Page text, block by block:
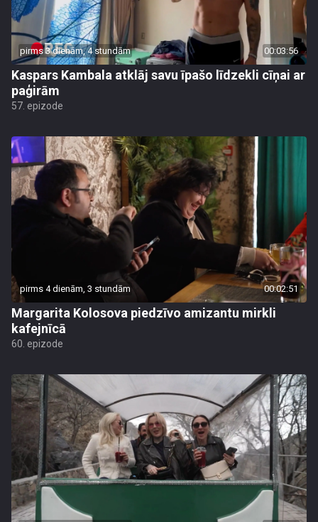
pirms 3 dienām, 4 stundām 00:03:56
Kaspars Kambala atklāj savu īpašo līdzekli cīņai ar
paģirām
57. epizode
pirms 4 dienām, 3 stundām 00:02:51
Margarita Kolosova piedzīvo amizantu mirkli
kafejnīcā
60. epizode